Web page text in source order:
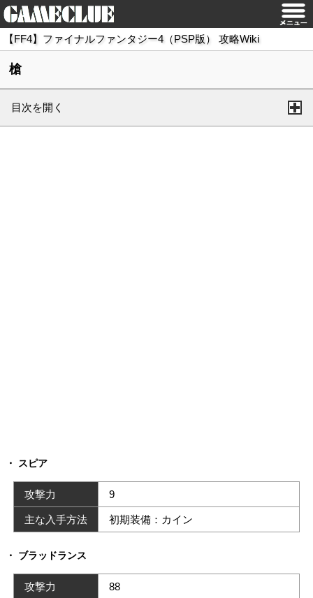
【FF4】ファイナルファンタジー4（PSP版） 攻略Wiki
槍
目次を開く
スピア
攻撃力 9
主な入手方法 初期装備：カイン
ブラッドランス
攻撃力 88